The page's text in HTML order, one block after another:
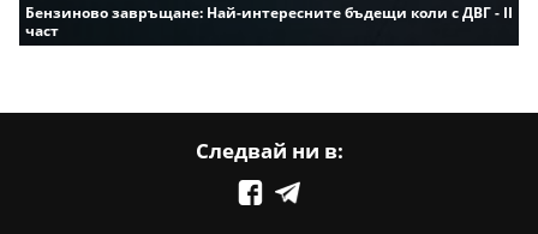
Бензиново завръщане: Най-интересните бъдещи коли с ДВГ - II
част
Следвай ни в: